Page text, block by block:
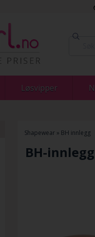
Løsvipper
Shapewear » BH innlegg
BH-